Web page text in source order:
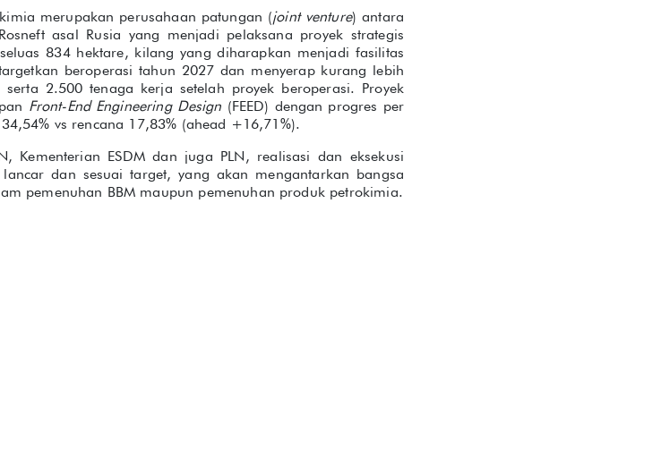
merupakan perusahaan patungan (joint venture) antara
asal Rusia yang menjadi pelaksana proyek strategis
834 hektare, kilang yang diharapkan menjadi fasilitas
beroperasi tahun 2027 dan menyerap kurang lebih
2.500 tenaga kerja setelah proyek beroperasi. Proyek
Front-End Engineering Design (FEED) dengan progres per
vs rencana 17,83% (ahead +16,71%).
Kementerian ESDM dan juga PLN, realisasi dan eksekusi
dan sesuai target, yang akan mengantarkan bangsa
pemenuhan BBM maupun pemenuhan produk petrokimia.